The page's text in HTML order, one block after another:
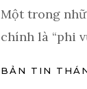
Một trong
chính là “phi
BẢN TIN